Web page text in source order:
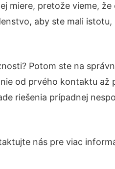
miere, pretože vieme,
aby ste mali
Potom ste na
od prvého kontaktu až
riešenia prípadnej
nás pre viac